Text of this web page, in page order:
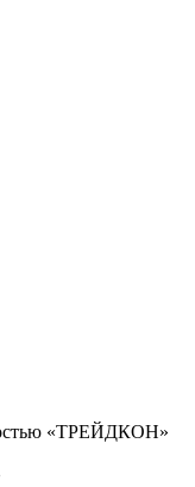
«ТРЕЙДКОН»